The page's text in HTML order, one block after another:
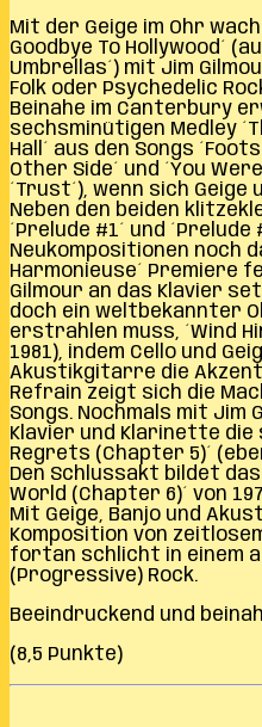
Mit der Geige im Ohr
Goodbye To Hollywood´
Umbrellas´) mit Jim
Folk oder Psychedelic
Beinahe im Canterbury
sechsminütigen Medley
Hall´ aus den Songs
Other Side´ und ´You
´Trust´), wenn sich Geige
Neben den beiden
´Prelude #1´ und ´Prelude
Neukompositionen noch
Harmonieuse´ Premiere
Gilmour an das Klavier
doch ein weltbekannter
erstrahlen muss, ´Wind
1981), indem Cello und
Akustikgitarre die
Refrain zeigt sich die
Songs. Nochmals mit Jim
Klavier und Klarinette die
Regrets (Chapter 5)´
Den Schlussakt bildet
World (Chapter 6)´ von
Mit Geige, Banjo und
Komposition von
fortan schlicht in einem
(Progressive) Rock.
Beeindruckend und
(8,5 Punkte)